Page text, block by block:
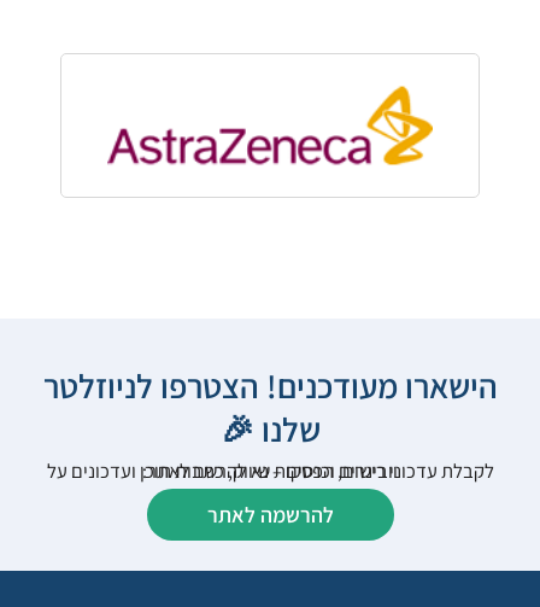
הישארו מעודכנים! הצטרפו לניוזלטר
שלנו 🎉
לקבלת עדכוני רישום, הפסקות שיווק, כתבות תוכן ועדכונים על וובינרים וכנסים – נא להרשם לאתר:
להרשמה לאתר